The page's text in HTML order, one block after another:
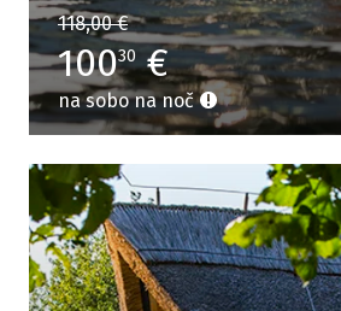
118,00 €
10030€
na sobo na noč